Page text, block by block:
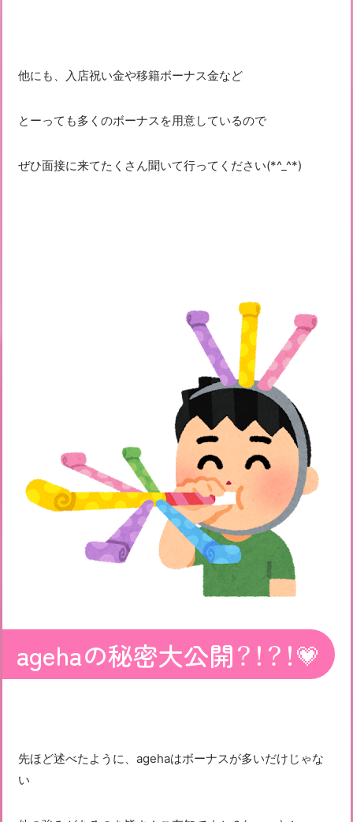
他にも、入店祝い金や移籍ボーナス金など
とーっても多くのボーナスを用意しているので
ぜひ面接に来てたくさん聞いて行ってください(*^_^*)
agehaの秘密大公開？！？！💗
先ほど述べたように、agehaはボーナスが多いだけじゃな
い